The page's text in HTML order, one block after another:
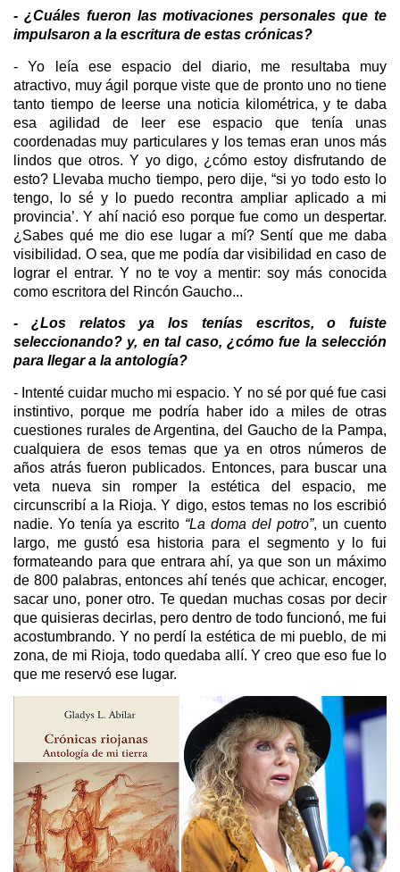
- ¿Cuáles fueron las motivaciones personales que te
impulsaron a la escritura de estas crónicas?
- Yo leía ese espacio del diario, me resultaba muy
atractivo, muy ágil porque viste que de pronto uno no tiene
tanto tiempo de leerse una noticia kilométrica, y te daba
esa agilidad de leer ese espacio que tenía unas
coordenadas muy particulares y los temas eran unos más
lindos que otros. Y yo digo, ¿cómo estoy disfrutando de
esto? Llevaba mucho tiempo, pero dije, “si yo todo esto lo
tengo, lo sé y lo puedo recontra ampliar aplicado a mi
provincia’. Y ahí nació eso porque fue como un despertar.
¿Sabes qué me dio ese lugar a mí? Sentí que me daba
visibilidad. O sea, que me podía dar visibilidad en caso de
lograr el entrar. Y no te voy a mentir: soy más conocida
como escritora del Rincón Gaucho...
- ¿Los relatos ya los tenías escritos, o fuiste
seleccionando? y, en tal caso, ¿cómo fue la selección
para llegar a la antología?
- Intenté cuidar mucho mi espacio. Y no sé por qué fue casi
instintivo, porque me podría haber ido a miles de otras
cuestiones rurales de Argentina, del Gaucho de la Pampa,
cualquiera de esos temas que ya en otros números de
años atrás fueron publicados. Entonces, para buscar una
veta nueva sin romper la estética del espacio, me
circunscribí a la Rioja. Y digo, estos temas no los escribió
nadie. Yo tenía ya escrito “La doma del potro”, un cuento
largo, me gustó esa historia para el segmento y lo fui
formateando para que entrara ahí, ya que son un máximo
de 800 palabras, entonces ahí tenés que achicar, encoger,
sacar uno, poner otro. Te quedan muchas cosas por decir
que quisieras decirlas, pero dentro de todo funcionó, me fui
acostumbrando. Y no perdí la estética de mi pueblo, de mi
zona, de mi Rioja, todo quedaba allí. Y creo que eso fue lo
que me reservó ese lugar.